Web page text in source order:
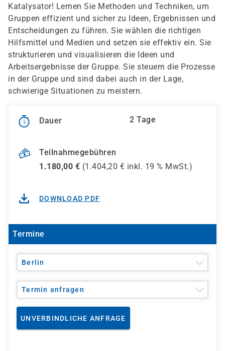
Katalysator! Lernen Sie Methoden und Techniken, um
Gruppen effizient und sicher zu Ideen, Ergebnissen und
Entscheidungen zu führen. Sie wählen die richtigen
Hilfsmittel und Medien und setzen sie effektiv ein. Sie
strukturieren und visualisieren die Ideen und
Arbeitsergebnisse der Gruppe. Sie steuern die Prozesse
in der Gruppe und sind dabei auch in der Lage,
schwierige Situationen zu meistern.
Dauer 2 Tage
Teilnahmegebühren
1.180,00 € (1.404,20 € inkl. 19 % MwSt.)
DOWNLOAD PDF
Termine
Berlin
Termin anfragen
UNVERBINDLICHE ANFRAGE